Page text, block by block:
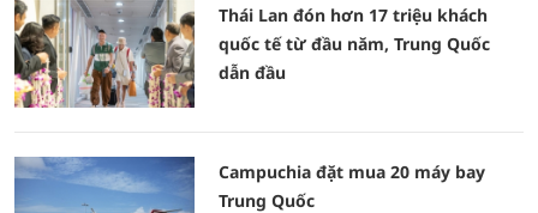
Thái Lan đón hơn 17 triệu khách
quốc tế từ đầu năm, Trung Quốc
dẫn đầu
Campuchia đặt mua 20 máy bay
Trung Quốc